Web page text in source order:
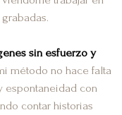
sin esfuerzo y
método no hace falta
espontaneidad con
contar historias